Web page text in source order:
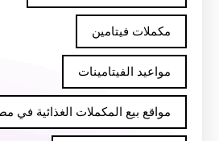
مكملات فيتامين
مواعيد الفيتامينات
مواقع بيع المكملات الغذائية في